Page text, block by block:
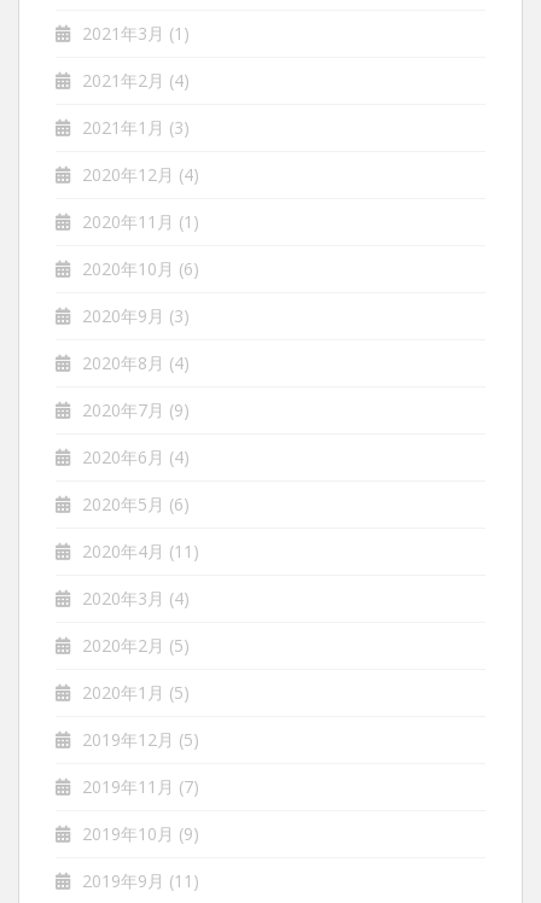
2021年3月 (1)
2021年2月 (4)
2021年1月 (3)
2020年12月 (4)
2020年11月 (1)
2020年10月 (6)
2020年9月 (3)
2020年8月 (4)
2020年7月 (9)
2020年6月 (4)
2020年5月 (6)
2020年4月 (11)
2020年3月 (4)
2020年2月 (5)
2020年1月 (5)
2019年12月 (5)
2019年11月 (7)
2019年10月 (9)
2019年9月 (11)